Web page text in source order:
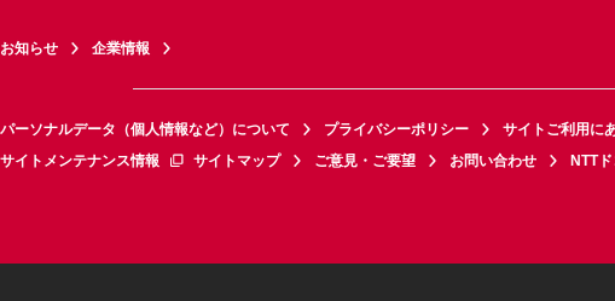
お知らせ 企業情報
パーソナルデータ（個人情報など）について プライバシーポリシー サイトご利用に
サイトメンテナンス情報
サイトマップ ご意見・ご要望 お問い合わせ NTT